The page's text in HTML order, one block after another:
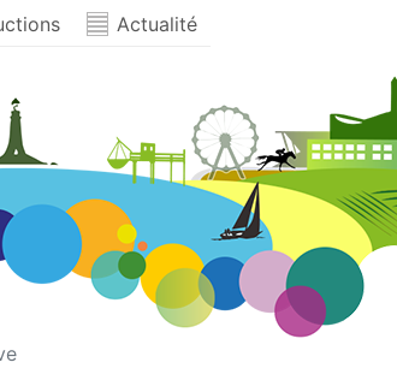
Actualité